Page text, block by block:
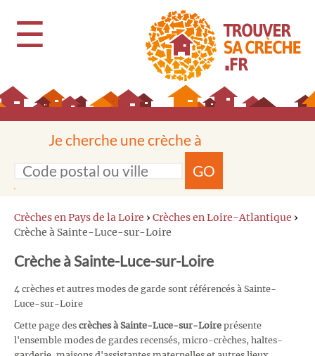
☰
Je cherche une crèche à
GO
Crèches en Pays de la Loire › Crèches en Loire-Atlantique ›
Crèche à Sainte-Luce-sur-Loire
Crèche à Sainte-Luce-sur-Loire
4 crèches et autres modes de garde sont référencés à Sainte-
Luce-sur-Loire
Cette page des crèches à Sainte-Luce-sur-Loire présente
l'ensemble modes de gardes recensés, micro-crèches, haltes-